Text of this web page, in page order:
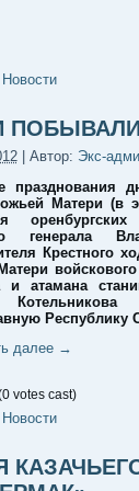
Новости
| Автор: Экс-
празднования
Матери (в
генерала
Крестного
и атамана
Котельникова
Республику
далее →
votes cast)
Новости